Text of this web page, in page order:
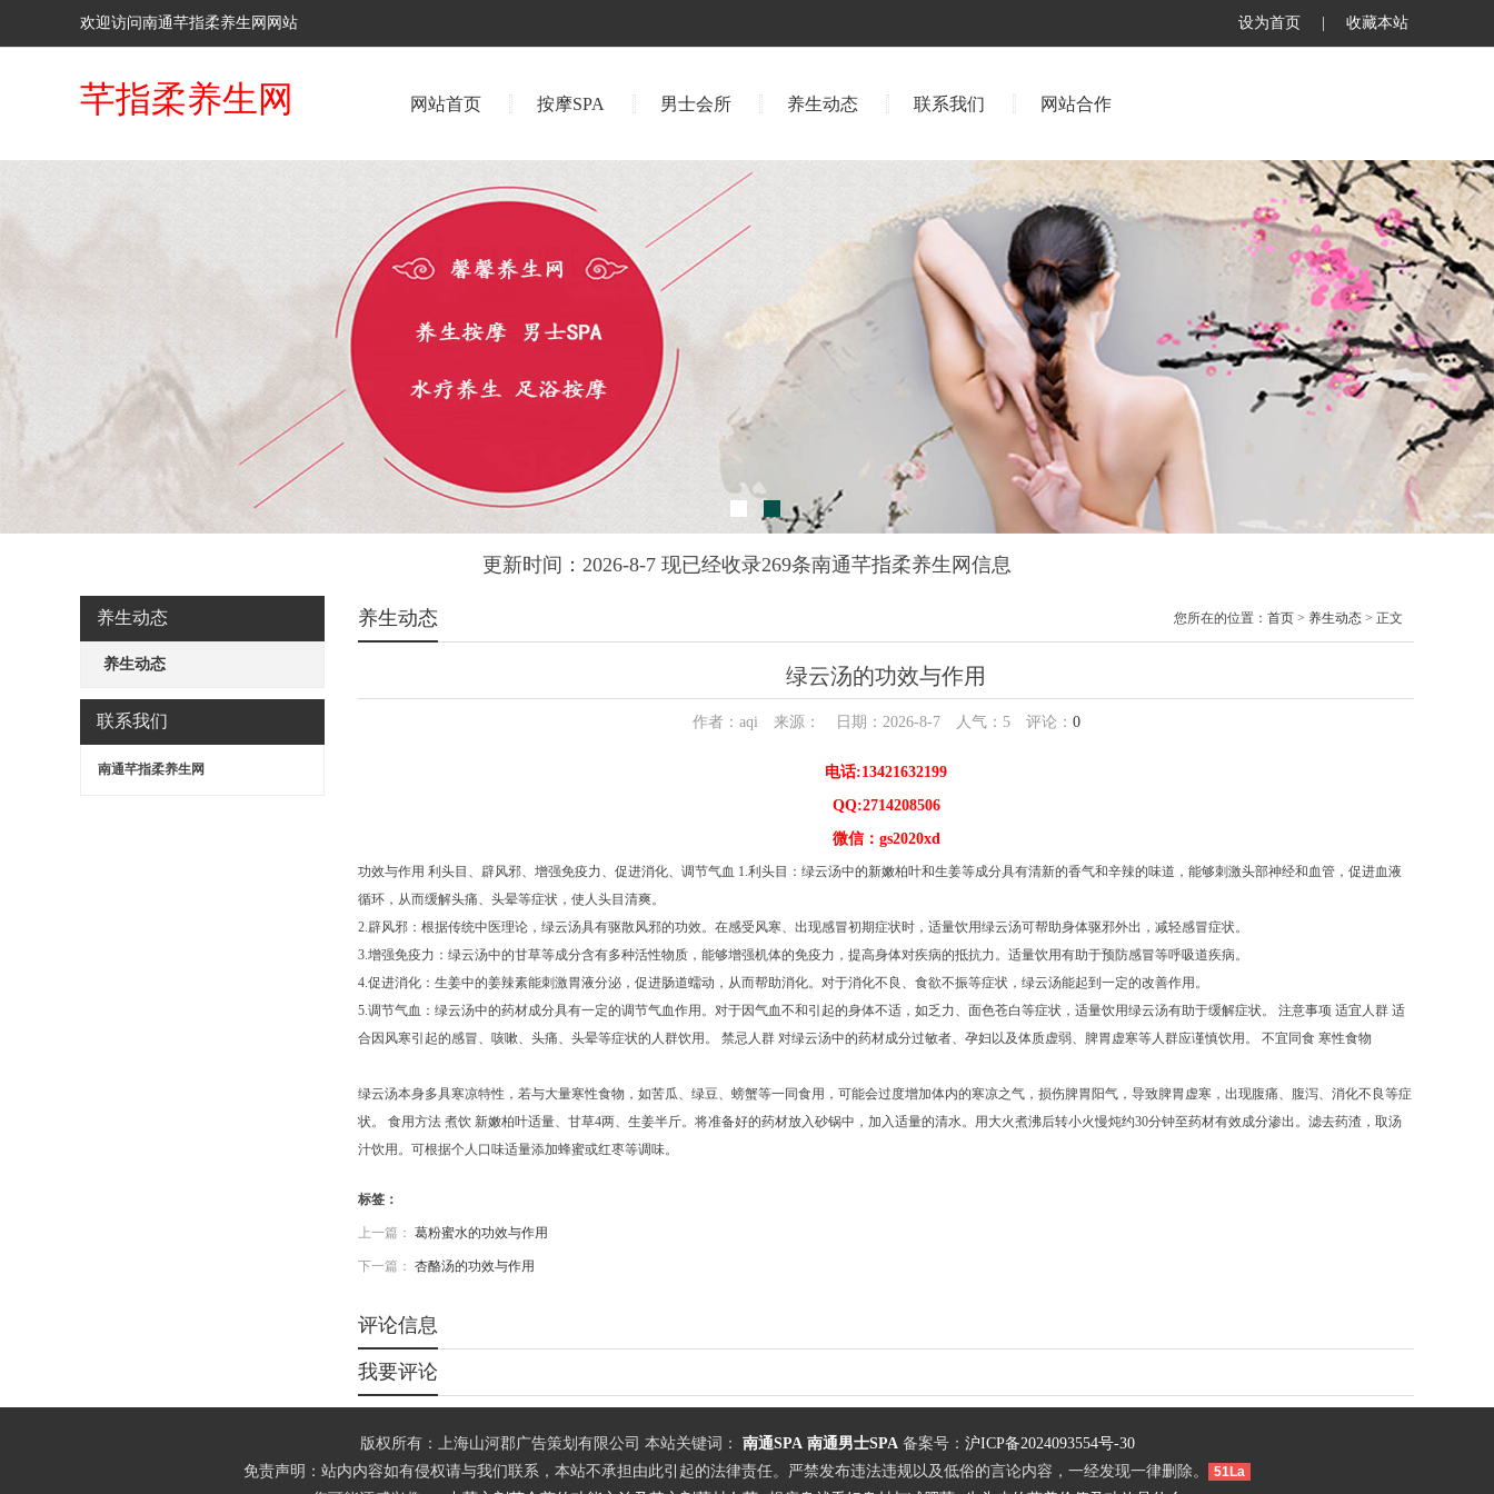
设为首页 收藏本站
欢迎访问南通芊指柔养生网网站
芊指柔养生网 网站首页 按摩SPA 男士会所 养生动态 联系我们 网站合作
更新时间：2026-8-7 现已经收录269条南通芊指柔养生网信息
养生动态
养生动态
联系我们
南通芊指柔养生网
养生动态 您所在的位置： 首页 > 养生动态 > 正文
绿云汤的功效与作用
作者：aqi 来源： 日期：2026-8-7 人气： 5评论： 0
电话:13421632199
QQ:2714208506
微信：gs2020xd
功效与作用 利头目、辟风邪、增强免疫力、促进消化、调节气血 1.利头目：绿云汤中的新嫩柏叶和生姜等成分具有清新的香气和辛辣的味道，能够刺激头部神经和血管，促进血液
循环，从而缓解头痛、头晕等症状，使人头目清爽。
2.辟风邪：根据传统中医理论，绿云汤具有驱散风邪的功效。在感受风寒、出现感冒初期症状时，适量饮用绿云汤可帮助身体驱邪外出，减轻感冒症状。
3.增强免疫力：绿云汤中的甘草等成分含有多种活性物质，能够增强机体的免疫力，提高身体对疾病的抵抗力。适量饮用有助于预防感冒等呼吸道疾病。
4.促进消化：生姜中的姜辣素能刺激胃液分泌，促进肠道蠕动，从而帮助消化。对于消化不良、食欲不振等症状，绿云汤能起到一定的改善作用。
5.调节气血：绿云汤中的药材成分具有一定的调节气血作用。对于因气血不和引起的身体不适，如乏力、面色苍白等症状，适量饮用绿云汤有助于缓解症状。 注意事项 适宜人群 适
合因风寒引起的感冒、咳嗽、头痛、头晕等症状的人群饮用。 禁忌人群 对绿云汤中的药材成分过敏者、孕妇以及体质虚弱、脾胃虚寒等人群应谨慎饮用。 不宜同食 寒性食物
绿云汤本身多具寒凉特性，若与大量寒性食物，如苦瓜、绿豆、螃蟹等一同食用，可能会过度增加体内的寒凉之气，损伤脾胃阳气，导致脾胃虚寒，出现腹痛、腹泻、消化不良等症
状。 食用方法 煮饮 新嫩柏叶适量、甘草4两、生姜半斤。将准备好的药材放入砂锅中，加入适量的清水。用大火煮沸后转小火慢炖约30分钟至药材有效成分渗出。滤去药渣，取汤
汁饮用。可根据个人口味适量添加蜂蜜或红枣等调味。
标签：
上一篇： 葛粉蜜水的功效与作用
下一篇： 杏酪汤的功效与作用
评论信息
我要评论
版权所有：上海山河郡广告策划有限公司 本站关键词： 南通SPA 南通男士SPA备案号： 沪ICP备2024093554号-30
免责声明：站内内容如有侵权请与我们联系，本站不承担由此引起的法律责任。严禁发布违法违规以及低俗的言论内容，一经发现一律删除。
51La